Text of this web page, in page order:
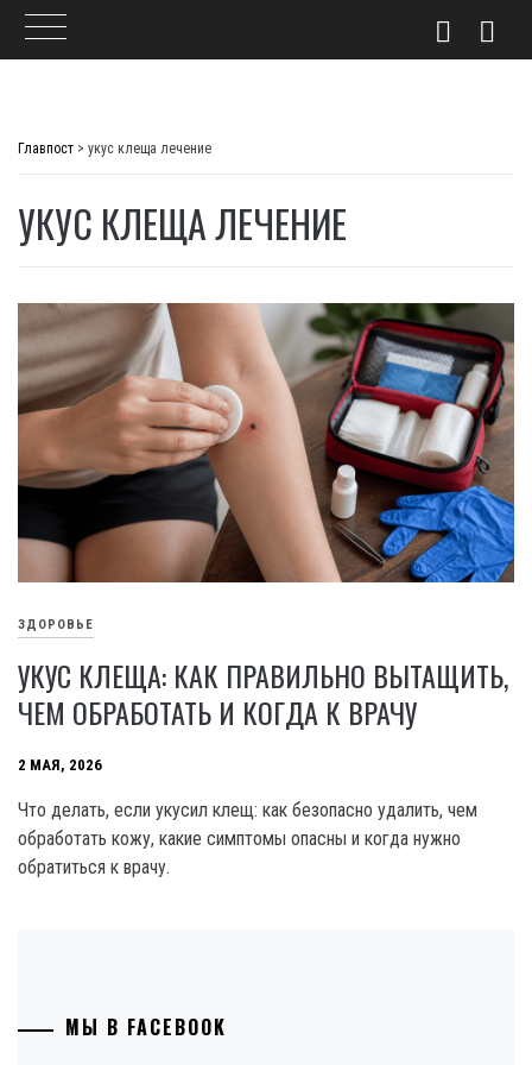
Главпост > укус клеща лечение
УКУС КЛЕЩА ЛЕЧЕНИЕ
ЗДОРОВЬЕ
УКУС КЛЕЩА: КАК ПРАВИЛЬНО ВЫТАЩИТЬ,
ЧЕМ ОБРАБОТАТЬ И КОГДА К ВРАЧУ
2 МАЯ, 2026
Что делать, если укусил клещ: как безопасно удалить, чем
обработать кожу, какие симптомы опасны и когда нужно
обратиться к врачу.
МЫ В FACEBOOK